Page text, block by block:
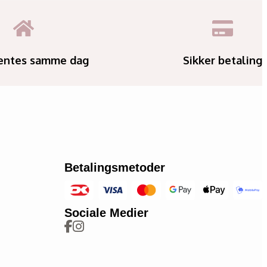
samme dag Sikker betaling
Betalingsmetoder
Sociale Medier